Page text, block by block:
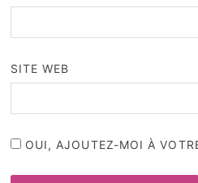
SITE WEB
OUI, AJOUTEZ-MOI À